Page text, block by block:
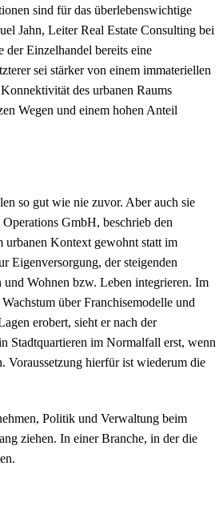
sind für das überlebenswichtige
Jahn, Leiter Real Estate Consulting bei
Einzelhandel bereits eine
sei stärker von einem immateriellen
des urbanen Raums
Wegen und einem hohen Anteil
so gut wie nie zuvor. Aber auch sie
GmbH, beschrieb den
urbanen Kontext gewohnt statt im
Eigenversorgung, der steigenden
Wohnen bzw. Leben integrieren. Im
über Franchisemodelle und
erobert, sieht er nach der
Stadtquartieren im Normalfall erst, wenn
Voraussetzung hierfür ist wiederum die
Politik und Verwaltung beim
ziehen. In einer Branche, in der die